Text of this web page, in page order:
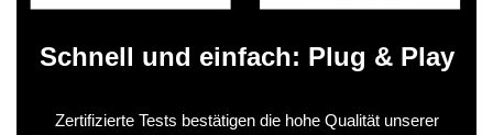
Schnell und einfach: Plug & Play
Zertifizierte Tests bestätigen die hohe Qualität unserer